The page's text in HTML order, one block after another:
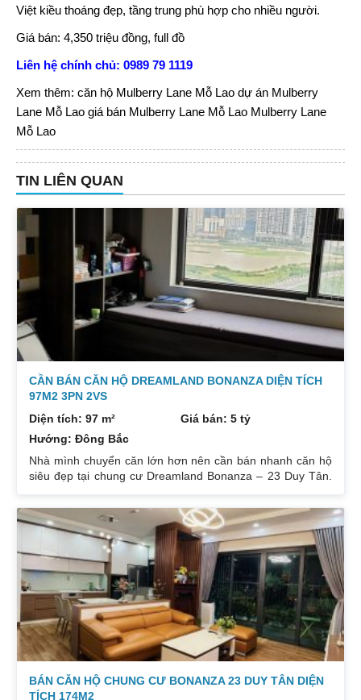
Việt kiều thoáng đẹp, tầng trung phù hợp cho nhiều người.
Giá bán: 4,350 triệu đồng, full đồ
Liên hệ chính chủ: 0989 79 1119
Xem thêm: căn hộ Mulberry Lane Mỗ Lao dự án Mulberry
Lane Mỗ Lao giá bán Mulberry Lane Mỗ Lao Mulberry Lane
Mỗ Lao
TIN LIÊN QUAN
CẦN BÁN CĂN HỘ DREAMLAND BONANZA DIỆN TÍCH
97M2 3PN 2VS
Diện tích: 97 m²
Giá bán: 5 tỷ
Hướng: Đông Bắc
Nhà mình chuyển căn lớn hơn nên cần bán nhanh căn hộ
siêu đẹp tại chung cư Dreamland Bonanza – 23 Duy Tân.
hợp lý các phòng đều tràn ngập ánh sáng tự nhiên. Hướng
cửa Bắc. Ban công Tây. Tầng cao view bát ngát thoáng
mát. Nhà nguyên Bản CĐT. Giá bán: 5 tỷ có thương lượng
đẹp. Liên hệ : 0832133366
BÁN CĂN HỘ CHUNG CƯ BONANZA 23 DUY TÂN DIỆN
TÍCH 174M2